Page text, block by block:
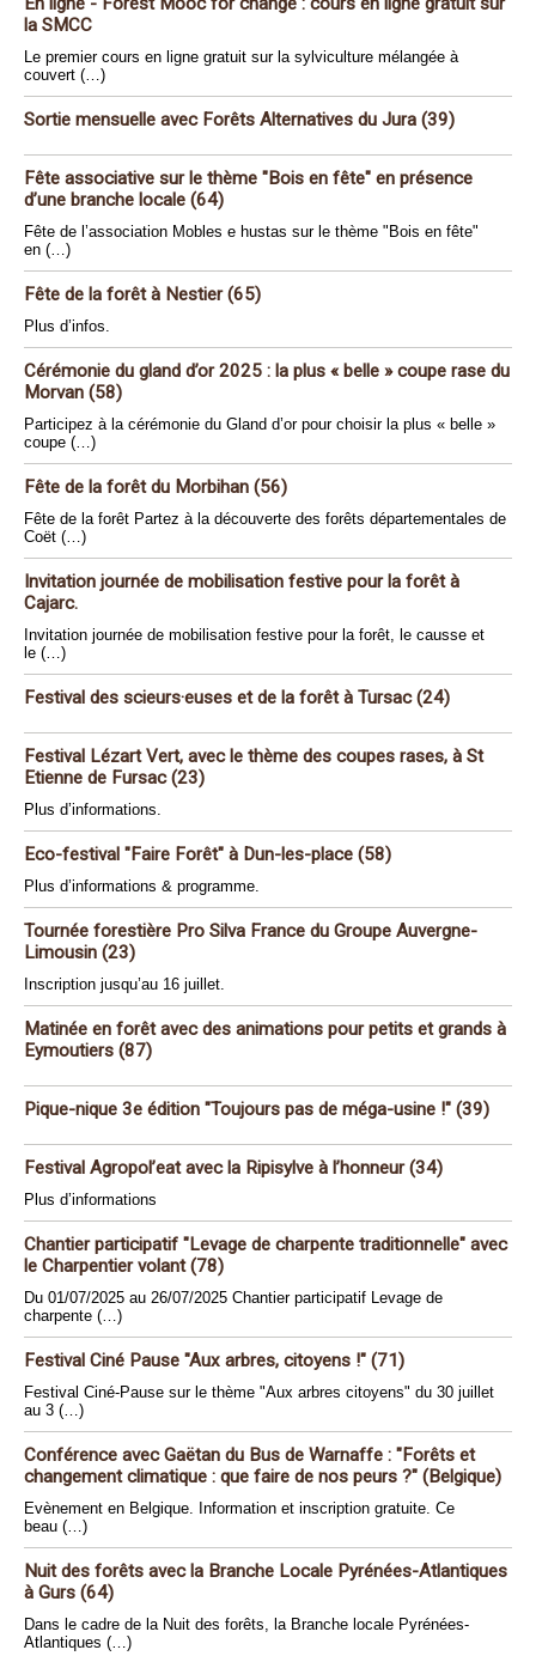
la SMCC
Le premier cours en ligne gratuit sur la sylviculture mélangée à
couvert (…)
Sortie mensuelle avec Forêts Alternatives du Jura (39)
Fête associative sur le thème "Bois en fête" en présence
d’une branche locale (64)
Fête de l’association Mobles e hustas sur le thème "Bois en fête"
en (…)
Fête de la forêt à Nestier (65)
Plus d’infos.
Cérémonie du gland d’or 2025 : la plus « belle » coupe rase du
Morvan (58)
Participez à la cérémonie du Gland d’or pour choisir la plus « belle »
coupe (…)
Fête de la forêt du Morbihan (56)
Fête de la forêt Partez à la découverte des forêts départementales de
Coët (…)
Invitation journée de mobilisation festive pour la forêt à
Cajarc.
Invitation journée de mobilisation festive pour la forêt, le causse et
le (…)
Festival des scieurs·euses et de la forêt à Tursac (24)
Festival Lézart Vert, avec le thème des coupes rases, à St
Etienne de Fursac (23)
Plus d’informations.
Eco-festival "Faire Forêt" à Dun-les-place (58)
Plus d’informations & programme.
Tournée forestière Pro Silva France du Groupe Auvergne-
Limousin (23)
Inscription jusqu’au 16 juillet.
Matinée en forêt avec des animations pour petits et grands à
Eymoutiers (87)
Pique-nique 3e édition "Toujours pas de méga-usine !" (39)
Festival Agropol’eat avec la Ripisylve à l’honneur (34)
Plus d’informations
Chantier participatif "Levage de charpente traditionnelle" avec
le Charpentier volant (78)
Du 01/07/2025 au 26/07/2025 Chantier participatif Levage de
charpente (…)
Festival Ciné Pause "Aux arbres, citoyens !" (71)
Festival Ciné-Pause sur le thème "Aux arbres citoyens" du 30 juillet
au 3 (…)
Conférence avec Gaëtan du Bus de Warnaffe : "Forêts et
changement climatique : que faire de nos peurs ?" (Belgique)
Evènement en Belgique. Information et inscription gratuite. Ce
beau (…)
Nuit des forêts avec la Branche Locale Pyrénées-Atlantiques
à Gurs (64)
Dans le cadre de la Nuit des forêts, la Branche locale Pyrénées-
Atlantiques (…)